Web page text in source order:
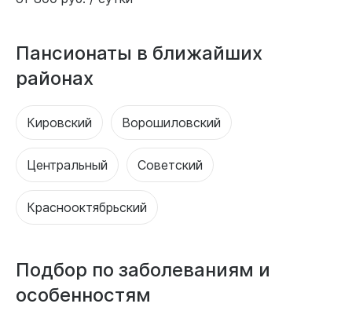
Пансионаты в ближайших
районах
Кировский Ворошиловский
Центральный Советский
Краснооктябрьский
Подбор по заболеваниям и
особенностям